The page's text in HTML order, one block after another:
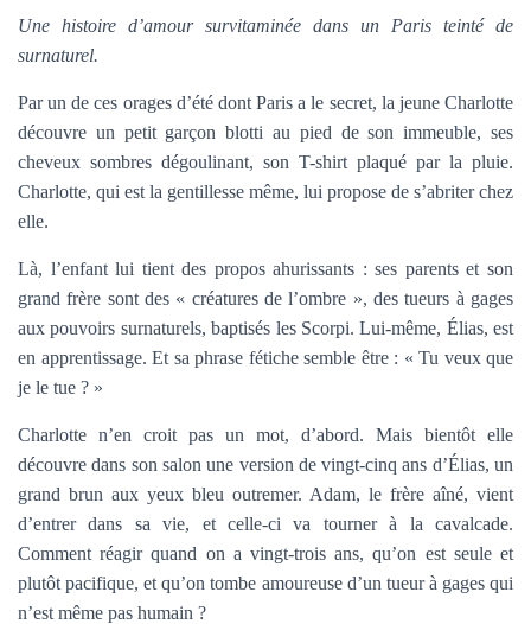
Une histoire d’amour survitaminée dans un Paris teinté de
surnaturel.
Par un de ces orages d’été dont Paris a le secret, la jeune Charlotte
découvre un petit garçon blotti au pied de son immeuble, ses
cheveux sombres dégoulinant, son T-shirt plaqué par la pluie.
Charlotte, qui est la gentillesse même, lui propose de s’abriter chez
elle.
Là, l’enfant lui tient des propos ahurissants : ses parents et son
grand frère sont des « créatures de l’ombre », des tueurs à gages
aux pouvoirs surnaturels, baptisés les Scorpi. Lui-même, Élias, est
en apprentissage. Et sa phrase fétiche semble être : « Tu veux que
je le tue ? »
Charlotte n’en croit pas un mot, d’abord. Mais bientôt elle
découvre dans son salon une version de vingt-cinq ans d’Élias, un
grand brun aux yeux bleu outremer. Adam, le frère aîné, vient
d’entrer dans sa vie, et celle-ci va tourner à la cavalcade.
Comment réagir quand on a vingt-trois ans, qu’on est seule et
plutôt pacifique, et qu’on tombe amoureuse d’un tueur à gages qui
n’est même pas humain ?